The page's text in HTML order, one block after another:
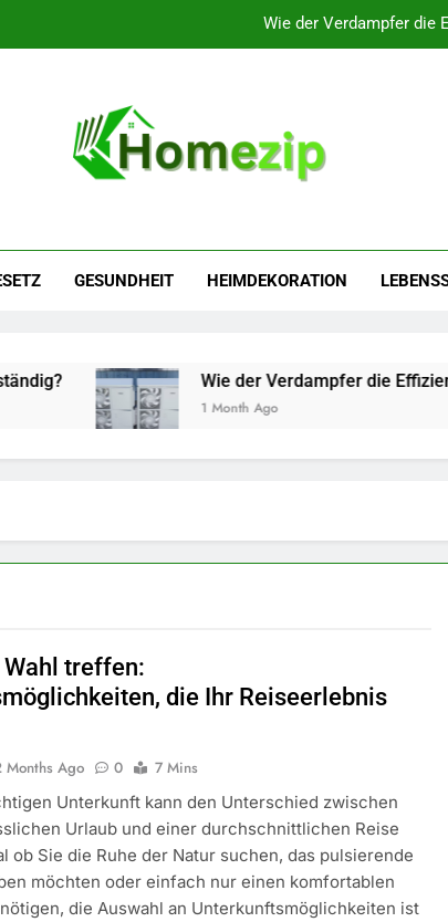
Wie der Verdampfer die
Die wichtigsten Leistungen, die Sie in Ihren
Ein Überblick über die verschiedenen Arten von
GESUNDHEIT HEIMDEKORATION
Wie der Verdampfer die Effizienz
1 Month Ago
treffen:
die Ihr Reiseerlebnis
Months Ago 0
7 Mins
Unterkunft kann den Unterschied zwischen
Urlaub und einer durchschnittlichen Reise
ob Sie die Ruhe der Natur suchen, das pulsierende
möchten oder einfach nur einen komfortablen
die Auswahl an Unterkunftsmöglichkeiten ist